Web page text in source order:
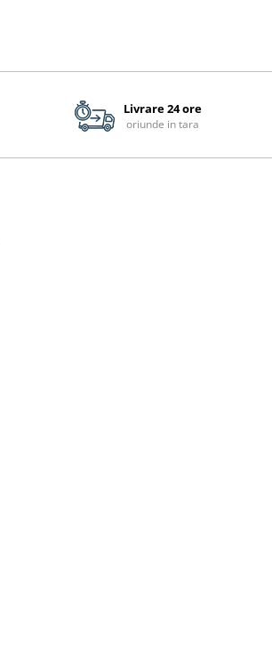
Livrare 24 ore
oriunde in tara